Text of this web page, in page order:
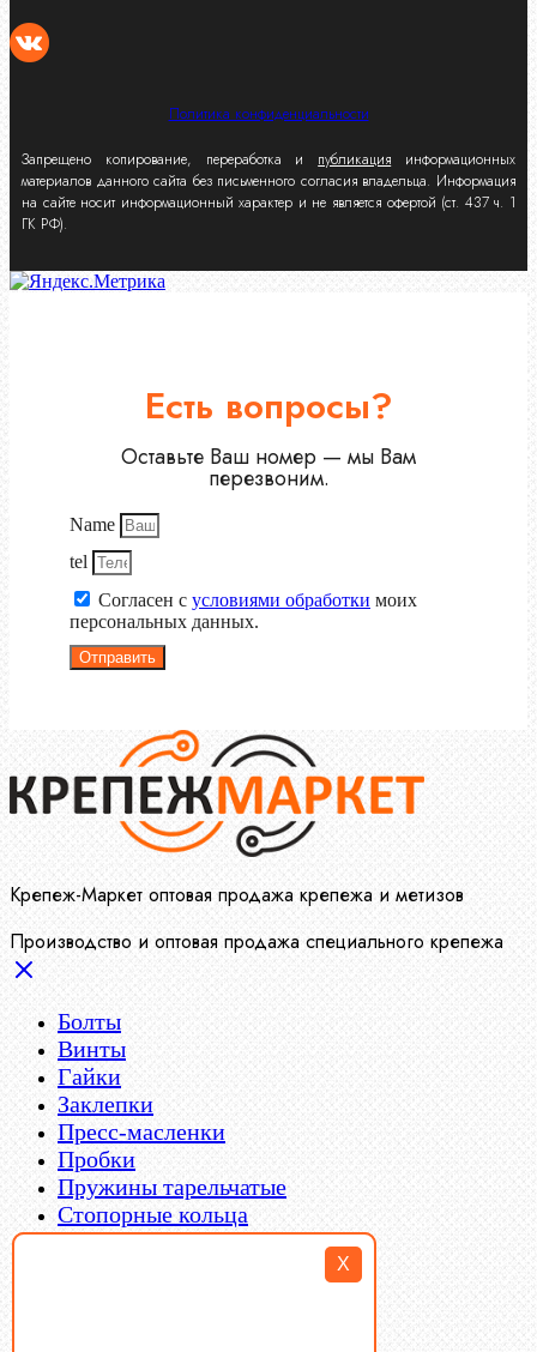
X
Политика конфиденциальности
Запрещено копирование, переработка и публикация информационных
материалов данного сайта без письменного согласия владельца. Информация
на сайте носит информационный характер и не является офертой (ст. 437 ч. 1
ГК РФ).
Есть вопросы?
Оставьте Ваш номер — мы Вам
перезвоним.
Name
tel
Согласен с условиями обработки моих
персональных данных.
Отправить
Крепеж-Маркет оптовая продажа крепежа и метизов
Производство и оптовая продажа специального крепежа
Болты
Винты
Гайки
Заклепки
Пресс-масленки
Пробки
Пружины тарельчатые
Стопорные кольца
Такелаж